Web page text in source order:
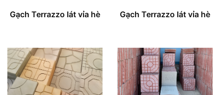
Gạch Terrazzo lát vỉa hè Gạch Terrazzo lát vỉa hè